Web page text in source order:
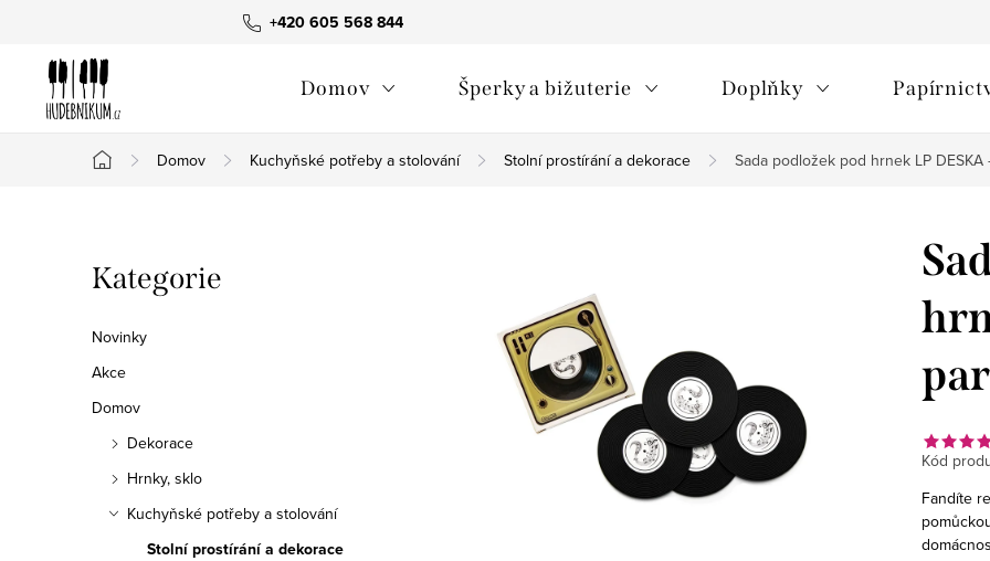
+420 605 568 844
Domov Šperky a bižuterie Doplňky
Domů
Domov Kuchyňské potřeby a stolování Stolní prostírání a dekorace Sada podložek pod hrnek LP DESKA
o
s
t
r
n
Přeskočit
kategorie
Kategorie
Novinky
Akce
Domov
Dekorace
Hrnky, sklo
Kuchyňské potřeby a stolování
Stolní prostírání a dekorace
Kód
Fandíte